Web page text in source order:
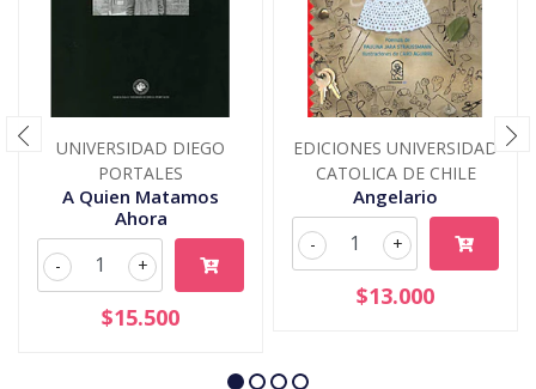
UNIVERSIDAD DIEGO
PORTALES
A Quien Matamos
Ahora
+
-
$15.500
EDICIONES UNIVERSIDAD
CATOLICA DE CHILE
Angelario
+
-
$13.000